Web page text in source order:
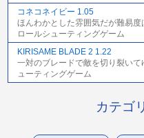
コネコネイビー 1.05
ほんわかとした雰囲気だが難易
ロールシューティングゲーム
KIRISAME BLADE 2 1.22
一対のブレードで敵を切り裂い
ューティングゲーム
カテゴ